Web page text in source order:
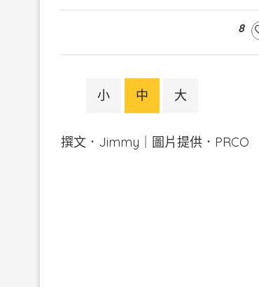
8
小 中 大
撰文．Jimmy｜圖片提供．PRCO